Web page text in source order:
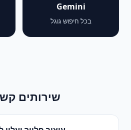
Gemini
בכל חיפוש גוגל
שירותים